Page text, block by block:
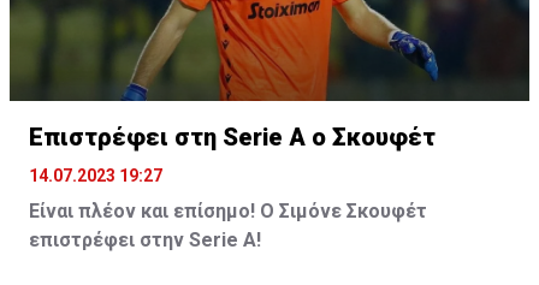
Επιστρέφει στη Serie A ο Σκουφέτ
14.07.2023 19:27
Είναι πλέον και επίσημο! Ο Σιμόνε Σκουφέτ
επιστρέφει στην Serie A!